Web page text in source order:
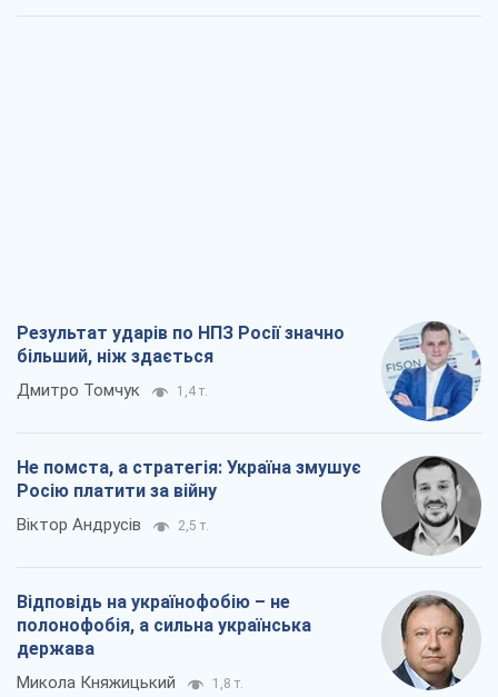
Результат ударів по НПЗ Росії значно
більший, ніж здається
Дмитро Томчук 1,4 т.
Не помста, а стратегія: Україна змушує
Росію платити за війну
Віктор Андрусів 2,5 т.
Відповідь на українофобію – не
полонофобія, а сильна українська
держава
Микола Княжицький 1,8 т.